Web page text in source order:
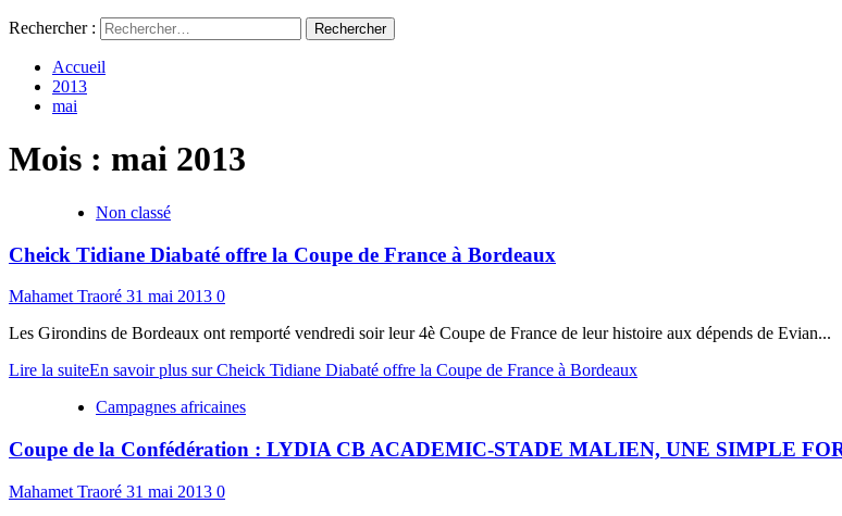
Rechercher :
Accueil
2013
mai
Mois : mai 2013
Non classé
Cheick Tidiane Diabaté offre la Coupe de France à Bordeaux
Mahamet Traoré 31 mai 2013 0
Les Girondins de Bordeaux ont remporté vendredi soir leur 4è Coupe de France de leur histoire aux dépends de Evian...
Lire la suiteEn savoir plus sur Cheick Tidiane Diabaté offre la Coupe de France à Bordeaux
Campagnes africaines
Coupe de la Confédération : LYDIA CB ACADEMIC-STADE MALIEN, UNE SIMPLE
Mahamet Traoré 31 mai 2013 0